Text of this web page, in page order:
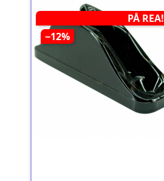
PÅ REA!
−12%